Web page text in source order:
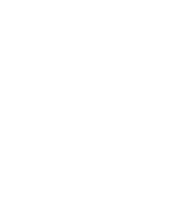
en casa a CD La Ribera por 2-1 en
adelantaron los locales, sobre el minuto
mandar el balón al fondo de las